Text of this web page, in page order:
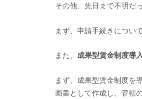
その他、先日まで不明だ
まず、申請手続きについ
また、 成果型賃金制度導
まず、成果型賃金制度を
画書として作成し、管轄